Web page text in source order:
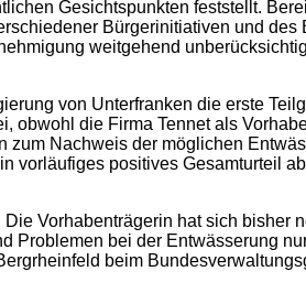
Gesichts­punk­ten fest­stellt.
Bür­ger­initia­ti­ven und
weit­ge­hend
von Unter­fran­ken die ers­te
obwohl die Fir­ma Ten­net als
Nach­weis der mög­li­chen
vor­läu­fi­ges posi­ti­ves Gesamt­ur­teil
Vor­ha­ben­trä­ge­rin hat sich
bei der Ent­wäs­se­rung
beim